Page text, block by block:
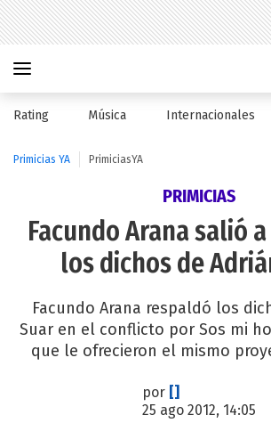
Rating Música Internacionales
Primicias YA PrimiciasYA
PRIMICIAS
Facundo Arana salió
los dichos de
Facundo Arana respaldó los
Suar en el conflicto por Sos mi
que le ofrecieron el mismo
por []
25 ago 2012, 14:05